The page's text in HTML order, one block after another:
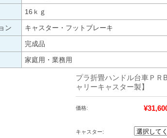
16ｋｇ
ン キャスター・フットブレーキ
完成品
家庭用・業務用
プラ折畳ハンドル台車ＰＲ
ャリーキャスター製】
価格:
キャスター: